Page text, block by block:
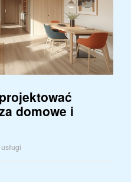
domowe i
usługi